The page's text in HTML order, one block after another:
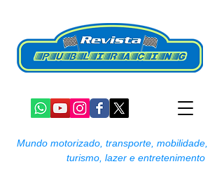
Mundo motorizado, transporte, mobilidade,
turismo, lazer e entretenimento